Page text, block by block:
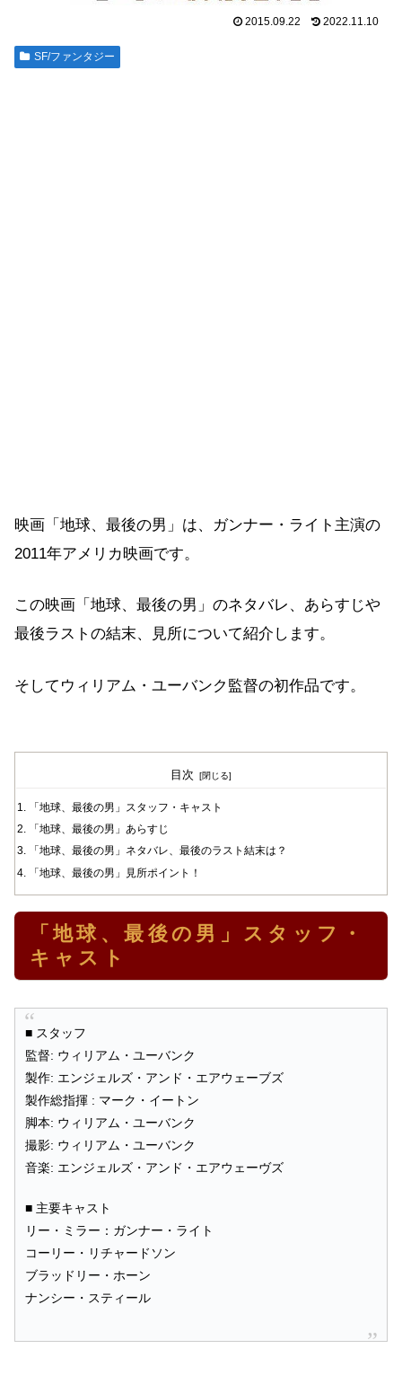
2015.09.22 2022.11.10
SF/ファンタジー
映画「地球、最後の男」は、ガンナー・ライト主演の
2011年アメリカ映画です。
この映画「地球、最後の男」のネタバレ、あらすじや
最後ラストの結末、見所について紹介します。
そしてウィリアム・ユーバンク監督の初作品です。
目次
「地球、最後の男」スタッフ・キャスト
「地球、最後の男」あらすじ
「地球、最後の男」ネタバレ、最後のラスト結末は？
「地球、最後の男」見所ポイント！
「地球、最後の男」スタッフ・
キャスト
■ スタッフ
監督: ウィリアム・ユーバンク
製作: エンジェルズ・アンド・エアウェーブズ
製作総指揮 : マーク・イートン
脚本: ウィリアム・ユーバンク
撮影: ウィリアム・ユーバンク
音楽: エンジェルズ・アンド・エアウェーヴズ
■ 主要キャスト
リー・ミラー：ガンナー・ライト
コーリー・リチャードソン
ブラッドリー・ホーン
ナンシー・スティール